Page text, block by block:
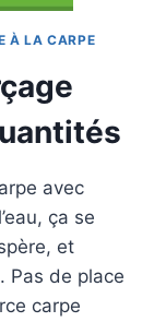
À LA CARPE
avec
ça se
et
Pas de place
carpe